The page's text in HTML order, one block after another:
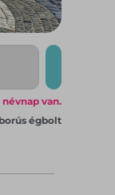
névnap van.
égbolt